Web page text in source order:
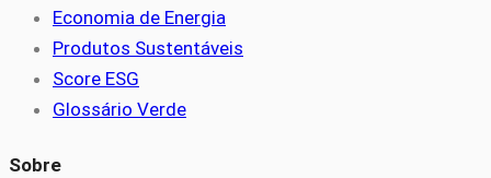
Economia de Energia
Produtos Sustentáveis
Score ESG
Glossário Verde
Sobre